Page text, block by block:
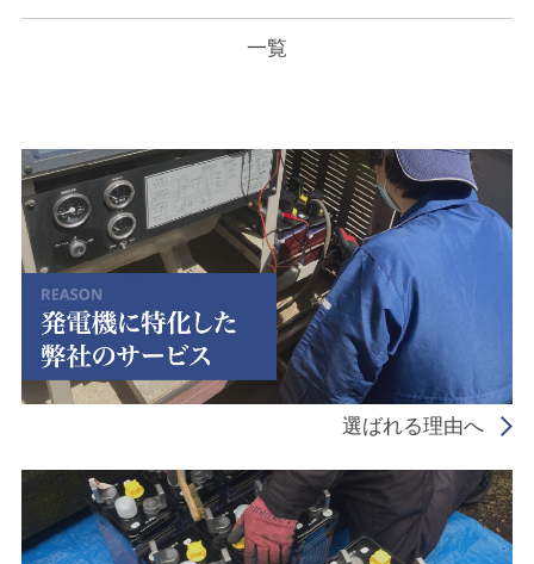
一覧
選ばれる理由へ